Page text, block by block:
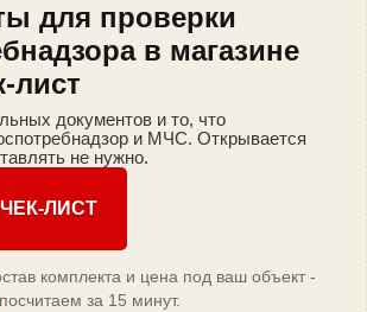
для проверки
в магазине
лист
документов и то, что
и МЧС. Открывается
не нужно.
ЛИСТ
комплекта и цена под ваш объект -
за 15 минут.